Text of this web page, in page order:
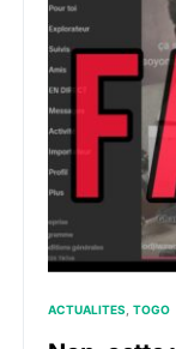
ACTUALITES TOGO